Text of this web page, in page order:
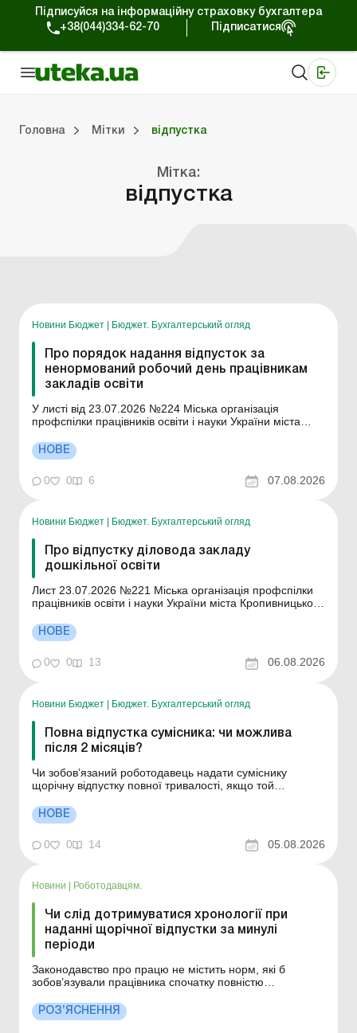
Підписуйся на інформаційну страховку бухгалтера
+38(044)334-62-70
Підписатися
Головна Мітки відпустка
Мітка:
відпустка
Новини Бюджет Бюджет. Бухгалтерський огляд
Про порядок надання відпусток за
ненормований робочий день працівникам
закладів освіти
У листі від 23.07.2026 №224 Міська організація
профспілки працівників освіти і науки України міста
надання відпусток за ненормований робочий день
працівникам закладів освіти. Згідно з пунктом другим
частини першої статті 8 Закону України «Про відпус...
НОВЕ
0 0 6 07.08.2026
Новини Бюджет Бюджет. Бухгалтерський огляд
Про відпустку діловода закладу
дошкільної освіти
Лист 23.07.2026 №221 Міська організація профспілки
працівників освіти і науки України міста Кропивницького
дошкільної освіти Міська організація профспілки
працівників освіти і науки України міста Кропивницького
надає інформацію про відпустку діловоду ...
НОВЕ
0 0 13 06.08.2026
Новини Бюджет | Бюджет. Бухгалтерський огляд
Повна відпустка сумісника: чи можлива
після 2 місяців?
Чи зобов’язаний роботодавець надати суміснику
щорічну відпустку повної тривалості, якщо той
основним місцем роботи? Це питання неодноразово
виникало у представників малого і середнього бізнесу
під час консультаційної роботи фахівця управління ...
НОВЕ
0 0 14 05.08.2026
Новини | Роботодавцям.
Чи слід дотримуватися хронології при
наданні щорічної відпустки за минулі
періоди
Законодавство про працю не містить норм, які б
зобов’язували працівника спочатку повністю
відпустку за поточний рік. Щорічні відпустки можуть
надаватися як за минулі періоди, так і за поточний
РОЗ’ЯСНЕННЯ